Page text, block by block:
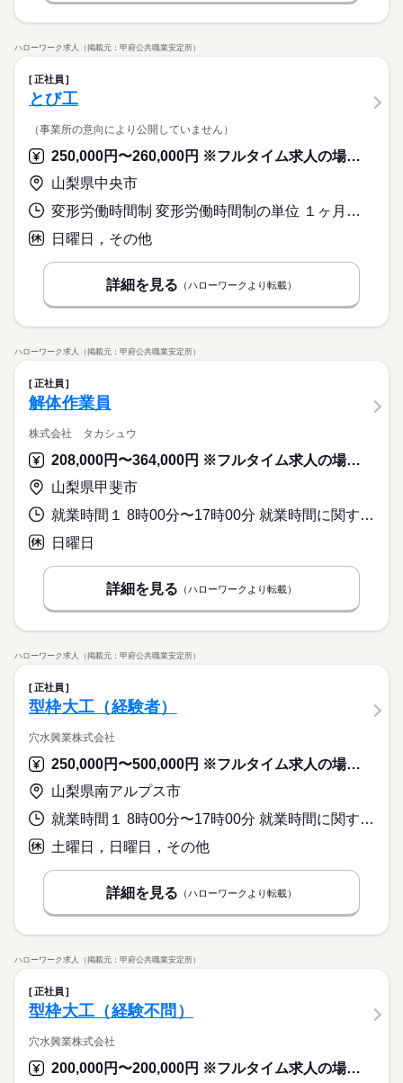
ハローワーク求人（掲載元：甲府公共職業安定所）
正社員
とび工
（事業所の意向により公開していません）
250,000円〜260,000円 ※フルタイム求人の場合は月額（換算額）、パート求人の場合は時間額を表示しています。
山梨県中央市
変形労働時間制 変形労働時間制の単位 １ヶ月単位 就業時間１ 8時00分〜17時00分 就業時間２ 8時00分〜18時00分 就業時間３ 8時00分〜19時00分 就業時間に関する特記事項 （４）８：００～１６：００ （５）８：００～１４：３０
日曜日，その他
詳細を見る （ハローワークより転載）
ハローワーク求人（掲載元：甲府公共職業安定所）
正社員
解体作業員
株式会社 タカシュウ
208,000円〜364,000円 ※フルタイム求人の場合は月額（換算額）、パート求人の場合は時間額を表示しています。
山梨県甲斐市
就業時間１ 8時00分〜17時00分 就業時間に関する特記事項 休憩時間 １０：００～１０：４０
日曜日
詳細を見る （ハローワークより転載）
ハローワーク求人（掲載元：甲府公共職業安定所）
正社員
型枠大工（経験者）
穴水興業株式会社
250,000円〜500,000円 ※フルタイム求人の場合は月額（換算額）、パート求人の場合は時間額を表示しています。
山梨県南アルプス市
就業時間１ 8時00分〜17時00分 就業時間に関する特記事項 基本的に時間外はありませんが現場の状況により発生する場合があ
土曜日，日曜日，その他
詳細を見る （ハローワークより転載）
ハローワーク求人（掲載元：甲府公共職業安定所）
正社員
型枠大工（経験不問）
穴水興業株式会社
200,000円〜200,000円 ※フルタイム求人の場合は月額（換算額）、パート求人の場合は時間額を表示しています。